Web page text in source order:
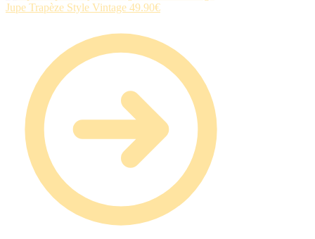
Jupe Trapèze Style Vintage 49.90€